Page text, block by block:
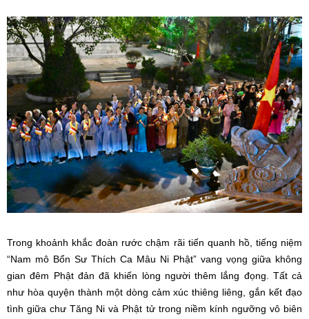
Trong khoảnh khắc đoàn rước chậm rãi tiến quanh hồ, tiếng niệm
“Nam mô Bổn Sư Thích Ca Mâu Ni Phật” vang vọng giữa không
gian đêm Phật đản đã khiến lòng người thêm lắng đọng. Tất cả
như hòa quyện thành một dòng cảm xúc thiêng liêng, gắn kết đạo
tình giữa chư Tăng Ni và Phật tử trong niềm kính ngưỡng vô biên